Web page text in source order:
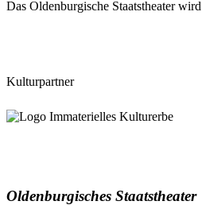
Das Oldenburgische Staatstheater
Kulturpartner
Oldenburgisches Staatstheater